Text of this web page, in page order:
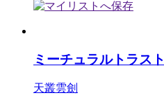
ミーチュラルトラスト
天叢雲劍